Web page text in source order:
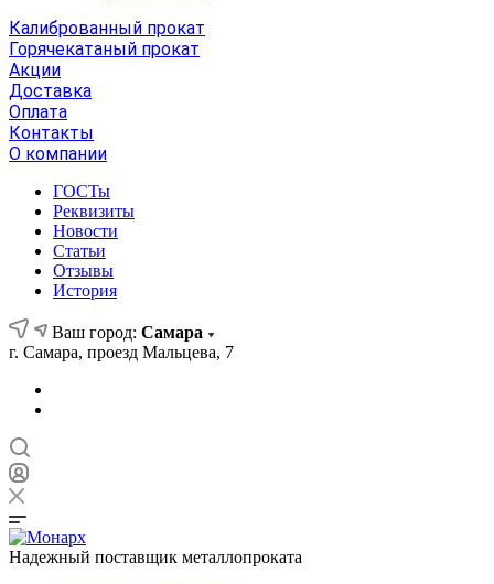
Калиброванный прокат
Горячекатаный прокат
Акции
Доставка
Оплата
Контакты
О компании
ГОСТы
Реквизиты
Новости
Статьи
Отзывы
История
Ваш город: Самара
г. Самара, проезд Мальцева, 7
Надежный поставщик металлопроката